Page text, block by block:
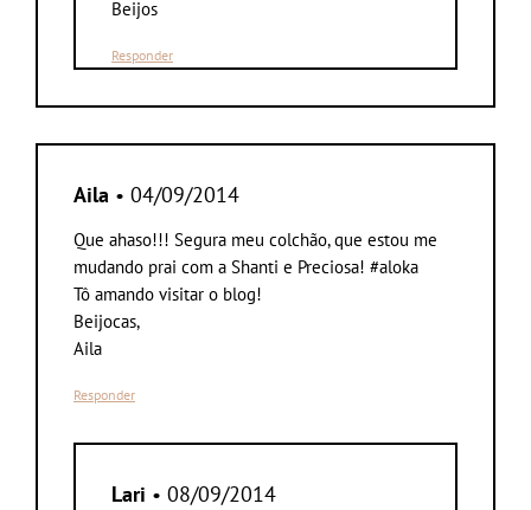
Beijos
Responder
Aila • 04/09/2014
Que ahaso!!! Segura meu colchão, que estou me
mudando prai com a Shanti e Preciosa! #aloka
Tô amando visitar o blog!
Beijocas,
Aila
Responder
Lari • 08/09/2014